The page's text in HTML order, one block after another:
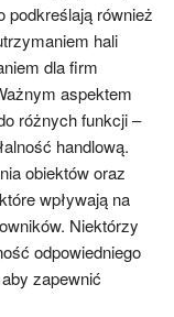
również
hali
dla firm
aspektem
różnych funkcji –
handlową.
obiektów oraz
wpływają na
Niektórzy
odpowiedniego
zapewnić